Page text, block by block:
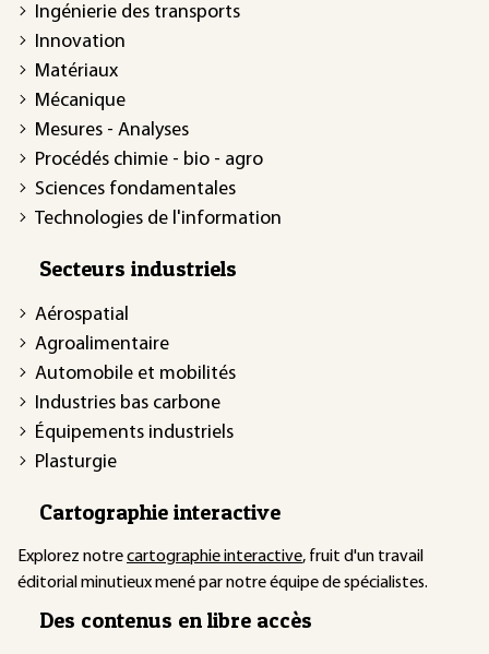
Ingénierie des transports
Innovation
Matériaux
Mécanique
Mesures - Analyses
Procédés chimie - bio - agro
Sciences fondamentales
Technologies de l'information
Secteurs industriels
Aérospatial
Agroalimentaire
Automobile et mobilités
Industries bas carbone
Équipements industriels
Plasturgie
Cartographie interactive
Explorez notrecartographie interactive, fruit d'un travail
éditorial minutieux mené par notre équipe de spécialistes.
Des contenus en libre accès